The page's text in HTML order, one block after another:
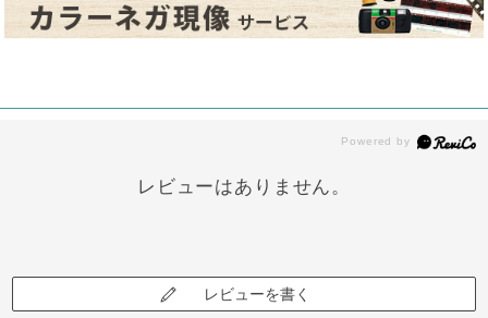
レビューはありません。
レビューを書く